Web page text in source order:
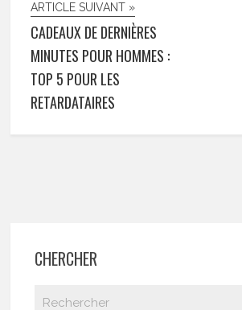
ARTICLE SUIVANT »
CADEAUX DE DERNIÈRES
MINUTES POUR HOMMES :
TOP 5 POUR LES
RETARDATAIRES
CHERCHER